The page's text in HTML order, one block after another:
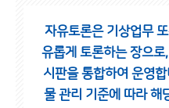
자유토론은 기상업무
유롭게 토론하는 장으로,
시판을 통합하여 운영
물 관리 기준에 따라 해